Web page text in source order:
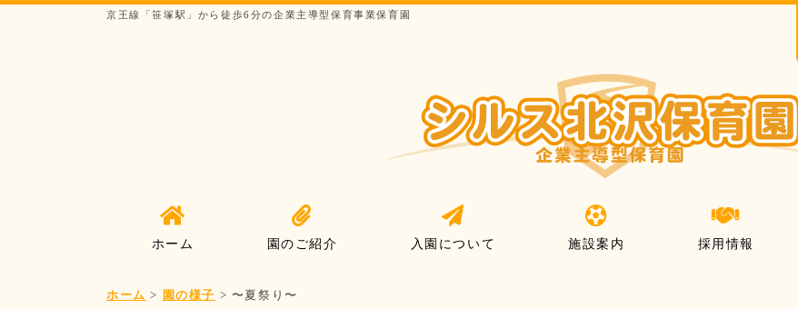
京王線「笹塚駅」から徒歩6分の企業主導型保育事業保育園
ホーム 園のご紹介 入園について 施設案内 採用情報
ホーム > 園の様子 > 〜夏祭り〜